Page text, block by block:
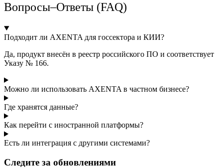
Вопросы–Ответы (FAQ)
Подходит ли AXENTA для госсектора и КИИ?
Да, продукт внесён в реестр российского ПО и соответствует
Указу № 166.
Можно ли использовать AXENTA в частном бизнесе?
Где хранятся данные?
Как перейти с иностранной платформы?
Есть ли интеграция с другими системами?
Следите за обновлениями